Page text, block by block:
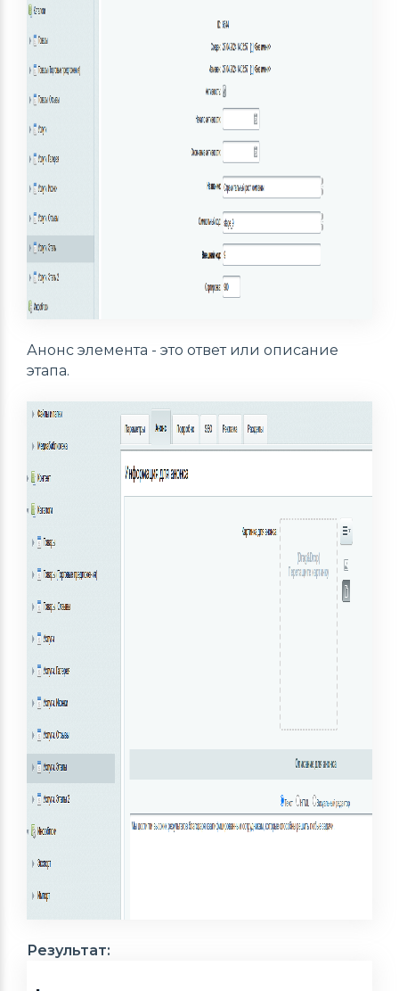
Анонс элемента - это ответ или описание
этапа.
Результат: